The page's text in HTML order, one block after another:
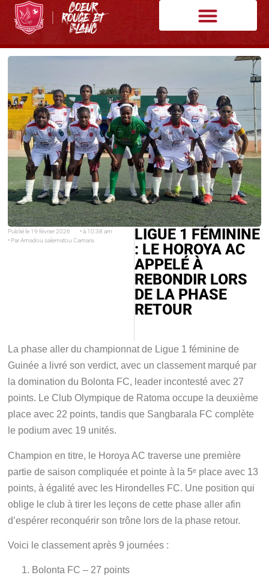
Publié le 19 février 2026 • à 10:38 am
• ParAmadou salematou Camara
LIGUE 1 FÉMININE
: LE HOROYA AC
APPELÉ À
REBONDIR LORS
DE LA PHASE
RETOUR
La phase aller du championnat de Ligue 1 féminine de
Guinée a livré son verdict, avec un classement marqué par
la domination du Bolonta FC, leader incontesté avec 27
points. Le Club Olympique de Ratoma occupe la deuxième
place avec 22 points, tandis que Sangbarala FC complète
le podium avec 19 unités.
Champion en titre, le Horoya AC traverse une première
partie de saison compliquée et pointe à la 5ᵉ place avec 13
points, à égalité avec les Hirondelles FC. Une position qui
oblige le club à tirer les leçons de cette phase aller afin
d’espérer reconquérir son trône lors de la phase retour.
Voici le classement après 9 journées :
Bolonta FC – 27 points